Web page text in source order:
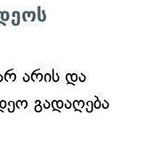
არის და
გადაღება